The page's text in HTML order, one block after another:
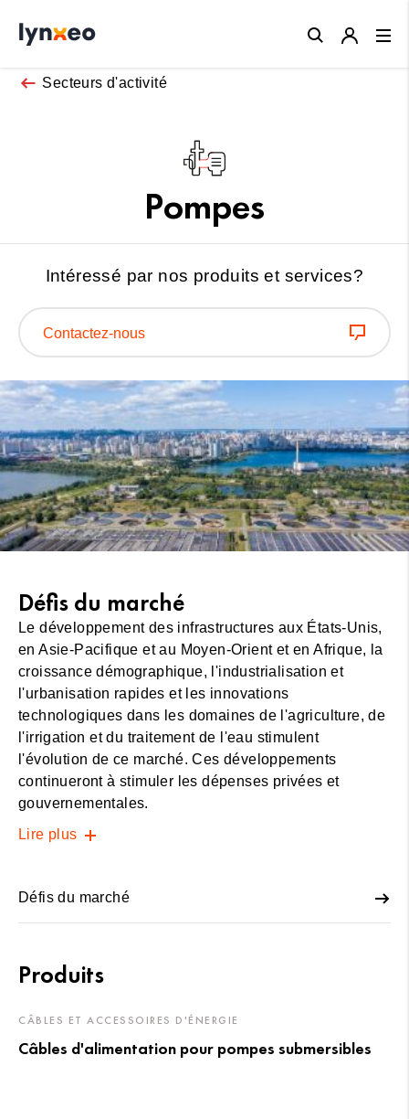
Secteurs d'activité
Pompes
Intéressé par nos produits et services?
Contactez-nous
Défis du marché
Le développement des infrastructures aux États-Unis,
en Asie-Pacifique et au Moyen-Orient et en Afrique, la
croissance démographique, l'industrialisation et
l'urbanisation rapides et les innovations
technologiques dans les domaines de l'agriculture, de
l'irrigation et du traitement de l'eau stimulent
l'évolution de ce marché. Ces développements
continueront à stimuler les dépenses privées et
gouvernementales.
Lire plus
Défis du marché
Produits
CÂBLES ET ACCESSOIRES D'ÉNERGIE
Câbles d'alimentation pour pompes submersibles
Close